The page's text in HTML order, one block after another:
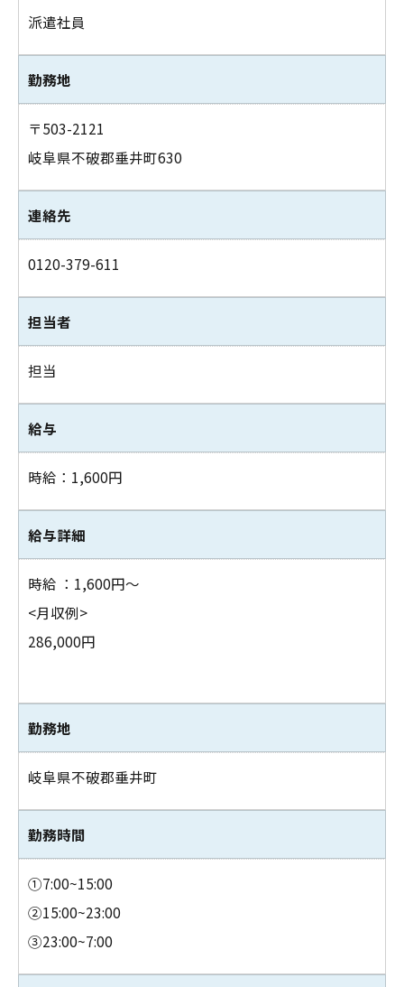
派遣社員
勤務地
〒503-2121
岐阜県不破郡垂井町630
連絡先
0120-379-611
担当者
担当
給与
時給：1,600円
給与詳細
時給 ：1,600円～
<月収例>
286,000円
勤務地
岐阜県不破郡垂井町
勤務時間
①7:00~15:00
②15:00~23:00
③23:00~7:00